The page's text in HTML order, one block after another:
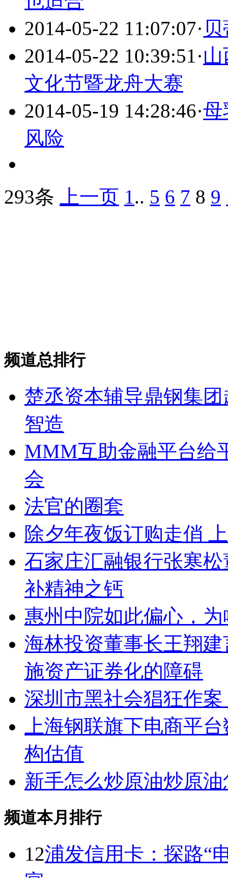
2014-05-22 11:07:07·
2014-05-22 10:39:51·
文化节暨龙舟大赛
2014-05-19 14:28:46·母
风险
293条 上一页 1.. 5 6 7 8 9
频道总排行
楚丞资本辅导鼎钢集
智造
MMM互助金融平台给
会
法官的圈套
除夕年夜饭订购走俏
石家庄汇融银行张寒
补精神之钙
惠州中院如此偏心，为
海林投资董事长王翔
施资产证券化的障碍
深圳市黑社会猖狂作
上海钢联旗下电商平
构估值
新手怎么炒原油炒原
频道本月排行
12浦发信用卡：探路“